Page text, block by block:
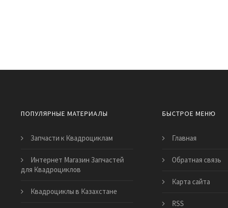
ПОПУЛЯРНЫЕ МАТЕРИАЛЫ
Запчасти к Квадроциклам
Интернет Магазин Запчастей
для Квадроциклов
Квадроциклы в Казахстане
БЫСТРОЕ МЕНЮ
Главная
Обратная связь
Карта сайта
RSS